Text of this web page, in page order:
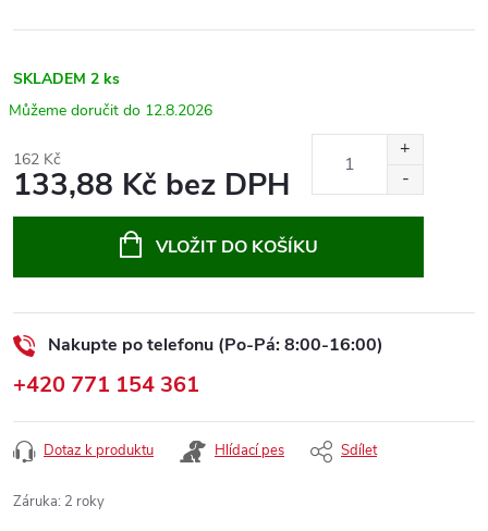
SKLADEM 2 ks
12.8.2026
162 Kč
133,88 Kč bez DPH
VLOŽIT DO KOŠÍKU
Nakupte po telefonu (Po-Pá: 8:00-16:00)
+420 771 154 361
Dotaz k produktu Hlídací pes Sdílet
Záruka: 2 roky